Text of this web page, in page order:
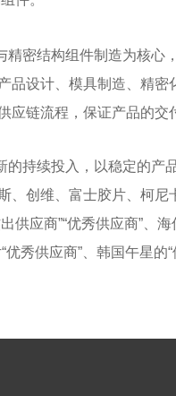
密结构组件制造为核心
品设计、模具制造、精
应链流程，保证产品的交
持续投入，以稳定的产品
、创维、富士胶片、柯尼
供应商”“优秀供应商”、
秀供应商”、韩国午星的